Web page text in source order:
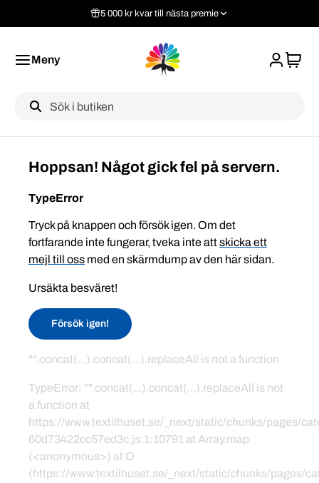
5 000 kr kvar till nästa premie
Meny
Label
Hoppsan! Något gick fel på servern.
TypeError
Tryck på knappen och försök igen. Om det
fortfarande inte fungerar, tveka inte attskicka ett
mejl till oss med en skärmdump av den här sidan.
Ursäkta besväret!
Försök igen!
"".concat(...).concat(...).replaceAll is not a function
TypeError: "".concat(...).concat(...).replaceAll is not
a function at
https://www.textilhuset.se/_next/static/chunks/pages/
60d73422cc57ed3c.js:1:10791 at Array.map
(<anonymous>) at O
(https://www.textilhuset.se/_next/static/chunks/pages/